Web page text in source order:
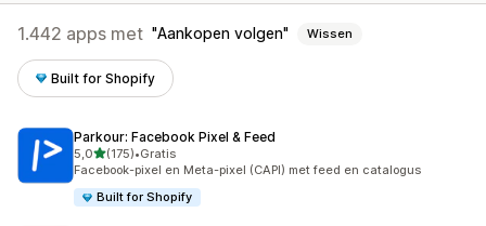
1.442 apps met Aankopen volgen Wissen
Built for Shopify
Parkour: Facebook Pixel & Feed
5,0van 5 sterren
(175)
175 recensies in totaal
•Gratis
Facebook-pixel en Meta-pixel (CAPI) met feed en catalogus
Built for Shopify